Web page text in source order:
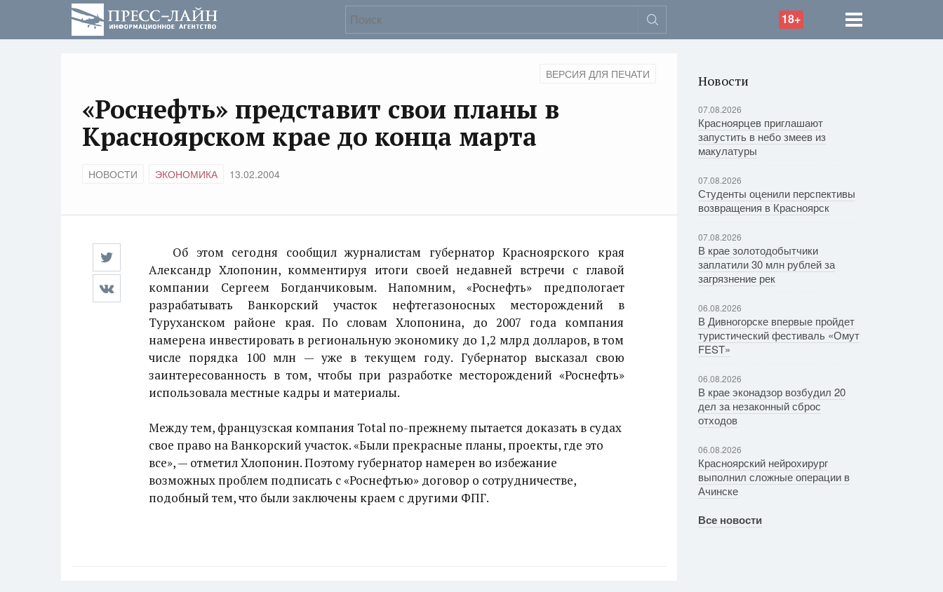
18+
ВЕРСИЯ ДЛЯ ПЕЧАТИ
«Роснефть» представит свои планы в
Красноярском крае до конца марта
НОВОСТИ ЭКОНОМИКА 13.02.2004
Об этом сегодня сообщил журналистам губернатор Красноярского края
Александр Хлопонин, комментируя итоги своей недавней встречи с главой
компании Сергеем Богданчиковым. Напомним, «Роснефть» предпологает
разрабатывать Ванкорский участок нефтегазоносных месторождений в
Туруханском районе края. По словам Хлопонина, до 2007 года компания
намерена инвестировать в региональную экономику до 1,2 млрд долларов, в том
числе порядка 100 млн — уже в текущем году. Губернатор высказал свою
заинтересованность в том, чтобы при разработке месторождений «Роснефть»
использовала местные кадры и материалы.
Между тем, французская компания Total по-прежнему пытается доказать в судах
свое право на Ванкорский участок. «Были прекрасные планы, проекты, где это
все», — отметил Хлопонин. Поэтому губернатор намерен во избежание
возможных проблем подписать с «Роснефтью» договор о сотрудничестве,
подобный тем, что были заключены краем с другими ФПГ.
Новости
07.08.2026
Красноярцев приглашают
запустить в небо змеев из
макулатуры
07.08.2026
Студенты оценили перспективы
возвращения в Красноярск
07.08.2026
В крае золотодобытчики
заплатили 30 млн рублей за
загрязнение рек
06.08.2026
В Дивногорске впервые пройдет
туристический фестиваль «Омут
FEST»
06.08.2026
В крае эконадзор возбудил 20
дел за незаконный сброс
отходов
06.08.2026
Красноярский нейрохирург
выполнил сложные операции в
Ачинске
Все новости